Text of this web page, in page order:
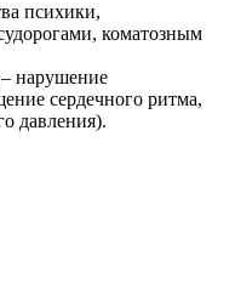
психики,
коматозным
– нарушение
сердечного ритма,
давления).